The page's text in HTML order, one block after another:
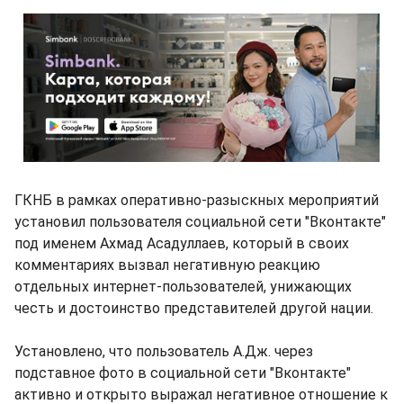
ГКНБ в рамках оперативно-разыскных мероприятий
установил пользователя социальной сети "Вконтакте"
под именем Ахмад Асадуллаев, который в своих
комментариях вызвал негативную реакцию
отдельных интернет-пользователей, унижающих
честь и достоинство представителей другой нации.
Установлено, что пользователь А.Дж. через
подставное фото в социальной сети "Вконтакте"
активно и открыто выражал негативное отношение к